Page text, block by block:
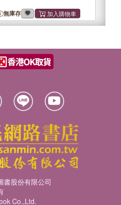
無庫存
書股份有限公司
Co.,Ltd.